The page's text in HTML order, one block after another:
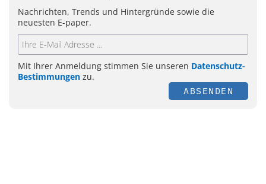
Nachrichten, Trends und Hintergründe sowie die
neuesten E-paper.
Mit Ihrer Anmeldung stimmen Sie unseren Datenschutz-
Bestimmungen zu.
ABSENDEN